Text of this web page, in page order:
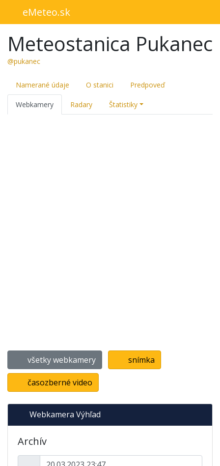
eMeteo.sk
Meteostanica Pukanec
@pukanec
Namerané údaje O stanici Predpoveď
Webkamery Radary Štatistiky
všetky webkamery snímka
časozberné video
Webkamera Výhľad
Archív